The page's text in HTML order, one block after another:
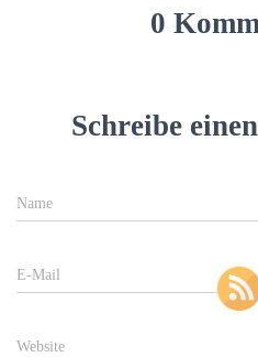
0
Schreibe
Name
E-Mail
Website